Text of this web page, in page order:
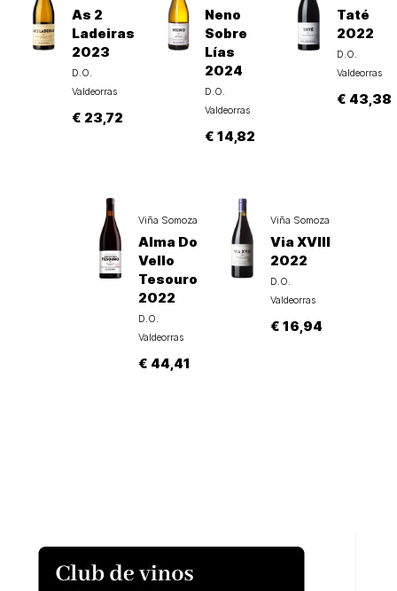
As 2
Ladeiras
2023
D.O.
Valdeorras
€ 23,72
Neno
Sobre
Lías
2024
D.O.
Valdeorras
€ 14,82
Taté
2022
D.O.
Valdeorras
€ 43,38
Viña Somoza
Alma Do
Vello
Tesouro
2022
D.O.
Valdeorras
€ 44,41
Viña Somoza
Via XVIII
2022
D.O.
Valdeorras
€ 16,94